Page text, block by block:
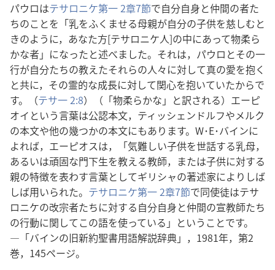
パウロはテサロニケ第一 2章7節で自分自身と仲間の者た
ちのことを「乳をふくませる母親が自分の子供を慈しむと
きのように，あなた方[テサロニケ人]の中にあって物柔ら
かな者」になったと述べました。それは，パウロとその一
行が自分たちの教えたそれらの人々に対して真の愛を抱く
と共に，その霊的な成長に対して関心を抱いていたからで
す。（テサ一 2:8）（「物柔らかな」と訳される）エーピ
オイという言葉は公認本文，ティッシェンドルフやメルク
の本文や他の幾つかの本文にもあります。W･E･バインに
よれば，エーピオスは，「気難しい子供を世話する乳母，
あるいは頑固な門下生を教える教師，または子供に対する
親の特徴を表わす言葉としてギリシャの著述家によりしば
しば用いられた。 テサロニケ第一 2章7節で同使徒はテサ
ロニケの改宗者たちに対する自分自身と仲間の宣教師たち
の行動に関してこの語を使っている」ということです。
―「バインの旧新約聖書用語解説辞典」，1981年，第2
巻，145ページ。